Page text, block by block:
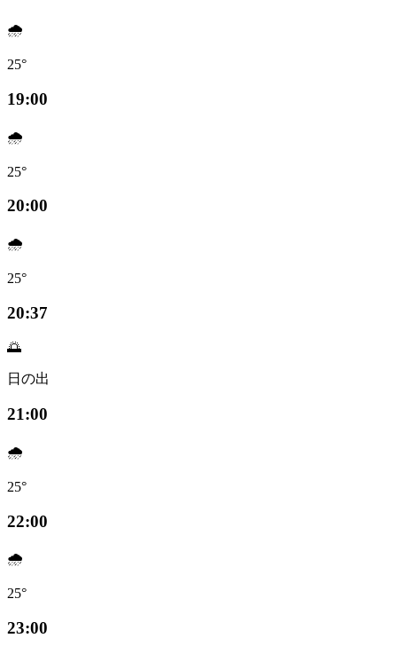
🌧️
25°
19:00
🌧️
25°
20:00
🌧️
25°
20:37
🌅
日の出
21:00
🌧️
25°
22:00
🌧️
25°
23:00